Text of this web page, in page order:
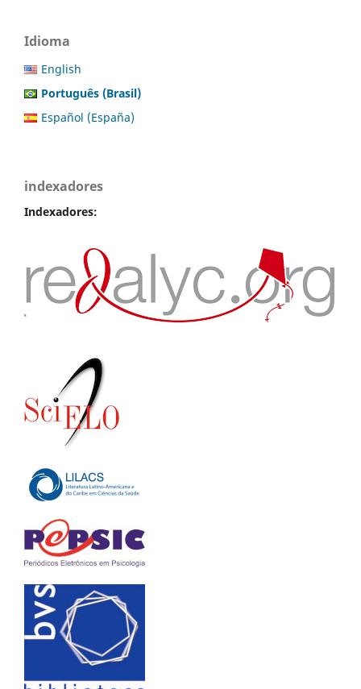
Idioma
English
Português (Brasil)
Español (España)
indexadores
Indexadores: